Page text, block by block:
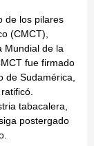
de los pilares
(CMCT),
Mundial de la
fue firmado
de Sudamérica,
tabacalera,
postergado